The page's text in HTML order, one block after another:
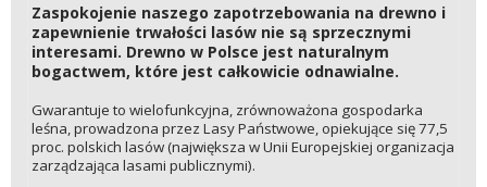
Zaspokojenie naszego zapotrzebowania na drewno i
zapewnienie trwałości lasów nie są sprzecznymi
interesami. Drewno w Polsce jest naturalnym
bogactwem, które jest całkowicie odnawialne.
Gwarantuje to wielofunkcyjna, zrównoważona gospodarka
leśna, prowadzona przez Lasy Państwowe, opiekujące się 77,5
proc. polskich lasów (największa w Unii Europejskiej organizacja
zarządzająca lasami publicznymi).